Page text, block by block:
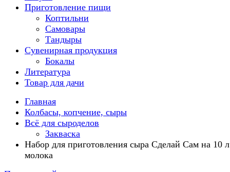
Приготовление пищи
Коптильни
Самовары
Тандыры
Сувенирная продукция
Бокалы
Литература
Товар для дачи
Главная
Колбасы, копчение, сыры
Всё для сыроделов
Закваска
Набор для приготовления сыра Сделай Сам на 10 л
молока